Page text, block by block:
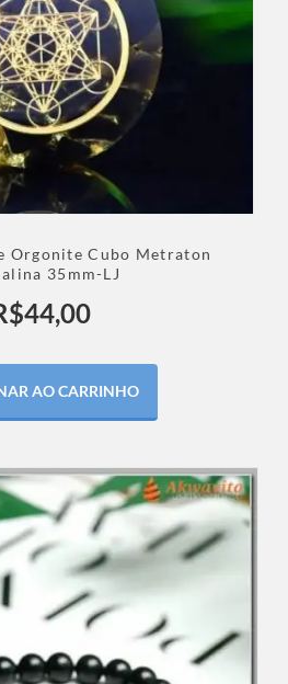
Orgonite Cubo Metraton
35mm-LJ
44,00
AO CARRINHO